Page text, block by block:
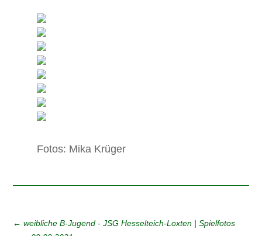
Fotos: Mika Krüger
←weibliche B-Jugend - JSG Hesselteich-Loxten | Spielfotos